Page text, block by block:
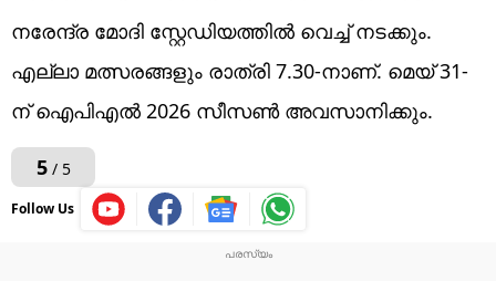
നരേന്ദ്ര മോദി സ്റ്റേഡിയത്തിൽ വെച്ച് നടക്കും.
എല്ലാ മത്സരങ്ങളും രാത്രി 7.30-നാണ്. മെയ് 31-
ന് ഐപിഎല്‍ 2026 സീസണ്‍ അവസാനിക്കും.
5/ 5
Follow Us